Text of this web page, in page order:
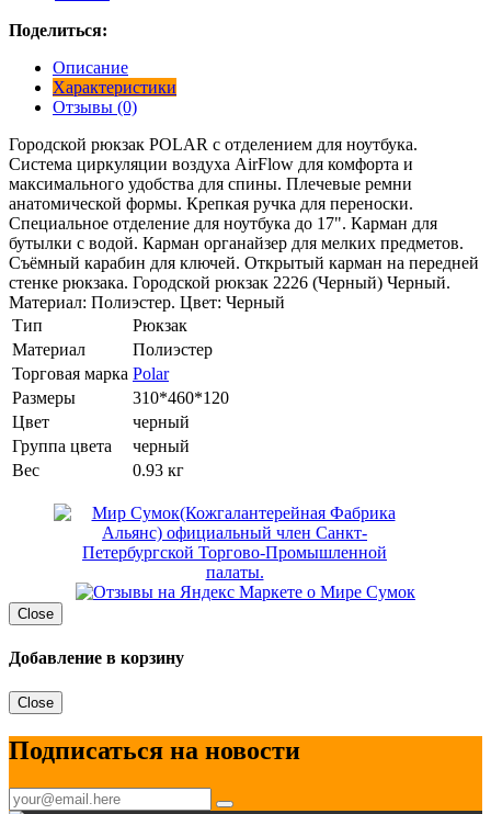
Поделиться:
Описание
Характеристики
Отзывы (0)
Городской рюкзак POLAR с отделением для ноутбука.
Система циркуляции воздуха AirFlow для комфорта и
максимального удобства для спины. Плечевые ремни
анатомической формы. Крепкая ручка для переноски.
Специальное отделение для ноутбука до 17". Карман для
бутылки с водой. Карман органайзер для мелких предметов.
Съёмный карабин для ключей. Открытый карман на передней
стенке рюкзака. Городской рюкзак 2226 (Черный) Черный.
Материал: Полиэстер. Цвет: Черный
Тип
Рюкзак
Материал
Полиэстер
Торговая марка Polar
Размеры
310*460*120
Цвет
черный
Группа цвета
черный
Вес
0.93 кг
Close
Добавление в корзину
Close
Подписаться на новости